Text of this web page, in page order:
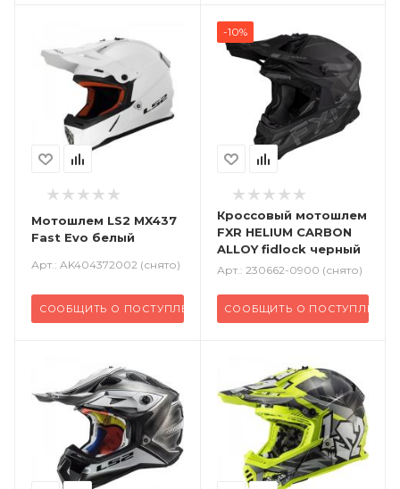
Мотошлем LS2 MX437
Fast Evo белый
Арт.: AK404372002 (снято)
СООБЩИТЬ О ПОСТУПЛЕНИИ
-10%
Кроссовый мотошлем
FXR HELIUM CARBON
ALLOY fidlock черный
Арт.: 230662-0900 (снято)
СООБЩИТЬ О ПОСТУПЛЕНИИ